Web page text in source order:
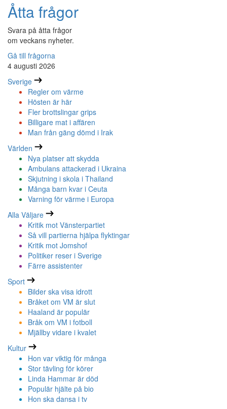
Åtta frågor
Svara på åtta frågor
om veckans nyheter.
Gå till frågorna
4 augusti 2026
Sverige
Regler om värme
Hösten är här
Fler brottslingar grips
Billigare mat i affären
Man från gäng dömd i Irak
Världen
Nya platser att skydda
Ambulans attackerad i Ukraina
Skjutning i skola i Thailand
Många barn kvar i Ceuta
Varning för värme i Europa
Alla Väljare
Kritik mot Vänsterpartiet
Så vill partierna hjälpa flyktingar
Kritik mot Jomshof
Politiker reser i Sverige
Färre assistenter
Sport
Bilder ska visa idrott
Bråket om VM är slut
Haaland är populär
Bråk om VM i fotboll
Mjällby vidare i kvalet
Kultur
Hon var viktig för många
Stor tävling för körer
Linda Hammar är död
Populär hjälte på bio
Hon ska dansa i tv